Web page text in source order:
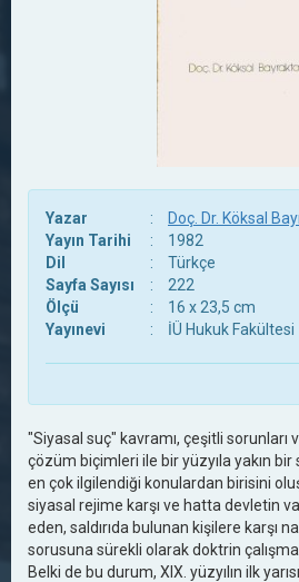
Yazar :
Doç. Dr. Köksal
Yayın Tarihi
:
1982
Dil
:
Türkçe
Sayfa Sayısı
:
222
Ölçü
:
16 x 23,5 cm
Yayınevi
: İÜ Hukuk Fakültesi
"Siyasal suç" kavramı, çeşitli sorunları
çözüm biçimleri ile bir yüzyıla yakın
en çok ilgilendiği konulardan birisini
siyasal rejime karşı ve hatta devletin
eden, saldırıda bulunan kişilere karşı
sorusuna sürekli olarak doktrin
Belki de bu durum, XIX. yüzyılın ilk